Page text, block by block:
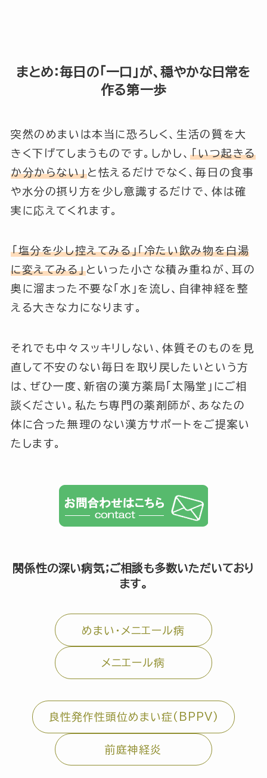
まとめ：毎日の「一口」が、穏やかな日常を
作る第一歩
突然のめまいは本当に恐ろしく、生活の質を大
きく下げてしまうものです。しかし、「いつ起きる
か分からない」 と怯えるだけでなく、毎日の食事
や水分の摂り方を少し意識するだけで、体は確
実に応えてくれます。
「塩分を少し控えてみる」「冷たい飲み物を白湯
に変えてみる」 といった小さな積み重ねが、耳の
奥に溜まった不要な「水」を流し、自律神経を整
える大きな力になります。
それでも中々スッキリしない、体質そのものを見
直して不安のない毎日を取り戻したいという方
は、ぜひ一度、新宿の漢方薬局「太陽堂」にご相
談ください。私たち専門の薬剤師が、あなたの
体に合った無理のない漢方サポートをご提案い
たします。
関係性の深い病気；ご相談も多数いただいており
ます。
めまい・メニエール病
メニエール病
良性発作性頭位めまい症(BPPV)
前庭神経炎